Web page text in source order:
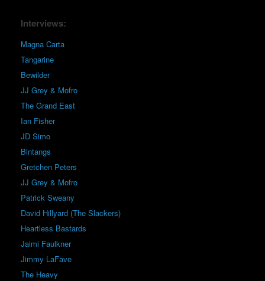
Interviews:
Magna Carta
Tangarine
Bewilder
JJ Grey & Mofro
The Grand East
Ian Fisher
JD Simo
Bintangs
Gretchen Peters
JJ Grey & Mofro
Patrick Sweany
David Hillyard (The Slackers)
Heartless Bastards
Jaimi Faulkner
Jimmy LaFave
The Heavy